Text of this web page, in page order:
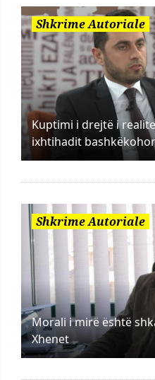
Shkrime Autoriale
Kuptimi i drejtë i
ixhtihadit
Shkrime Autoriale
Morali i mirë është
Xhenet